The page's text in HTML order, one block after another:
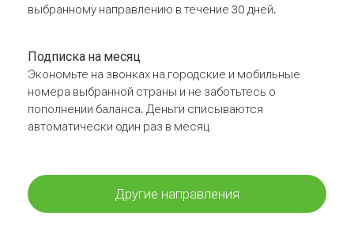
выбранному направлению в течение 30 дней.
Подписка на месяц
Экономьте на звонках на городские и мобильные
номера выбранной страны и не заботьтесь о
пополнении баланса. Деньги списываются
автоматически один раз в месяц
Другие направления